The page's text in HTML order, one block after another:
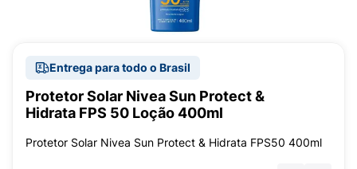
Entrega para todo o Brasil
Protetor Solar Nivea Sun Protect &
Hidrata FPS 50 Loção 400ml
Protetor Solar Nivea Sun Protect & Hidrata FPS50 400ml